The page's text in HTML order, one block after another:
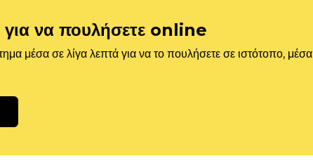
για να πουλήσετε online
μέσα σε λίγα λεπτά για να το πουλήσετε σε ιστότοπο, μέσα